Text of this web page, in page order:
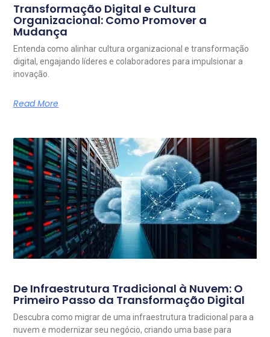
Transformação Digital e Cultura
Organizacional: Como Promover a
Mudança
Entenda como alinhar cultura organizacional e transformação
digital, engajando líderes e colaboradores para impulsionar a
inovação.
Read More
De Infraestrutura Tradicional à Nuvem: O
Primeiro Passo da Transformação Digital
Descubra como migrar de uma infraestrutura tradicional para a
nuvem e modernizar seu negócio, criando uma base para